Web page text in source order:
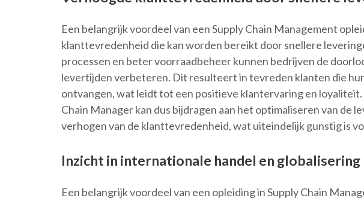
Een belangrijk voordeel van een Supply Chain Management
klanttevredenheid die kan worden bereikt door snellere
processen en beter voorraadbeheer kunnen bedrijven de
levertijden verbeteren. Dit resulteert in tevreden klanten die
ontvangen, wat leidt tot een positieve klantervaring en loyaliteit.
Chain Manager kan dus bijdragen aan het optimaliseren van de
verhogen van de klanttevredenheid, wat uiteindelijk gunstig is
Inzicht in internationale handel en globalisering
Een belangrijk voordeel van een opleiding in Supply Chain